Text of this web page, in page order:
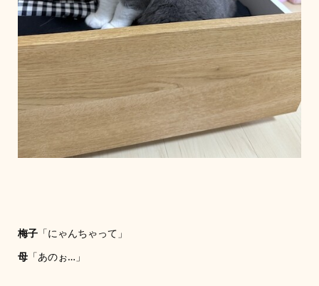
梅子「にゃんちゃって」
母「あのぉ…」